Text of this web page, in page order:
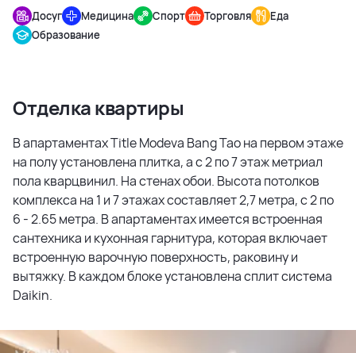
Досуг Медицина Спорт Торговля
Еда
Образование
Отделка квартиры
В апартаментах Title Modeva Bang Tao на первом этаже
на полу установлена плитка, а с 2 по 7 этаж метриал
пола кварцвинил. На стенах обои. Высота потолков
комплекса на 1 и 7 этажах составляет 2,7 метра, с 2 по
6 - 2.65 метра. В апартаментах имеется встроенная
сантехника и кухонная гарнитура, которая включает
встроенную варочную поверхность, раковину и
вытяжку. В каждом блоке установлена сплит система
Daikin.